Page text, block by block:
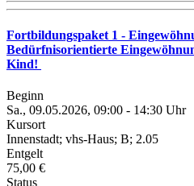
Fortbildungspaket 1 -
Bedürfnisorientierte
Kind!
Beginn
Sa., 09.05.2026, 09:00 - 14:30 Uhr
Kursort
Innenstadt; vhs-Haus; B; 2.05
Entgelt
75,00 €
Status